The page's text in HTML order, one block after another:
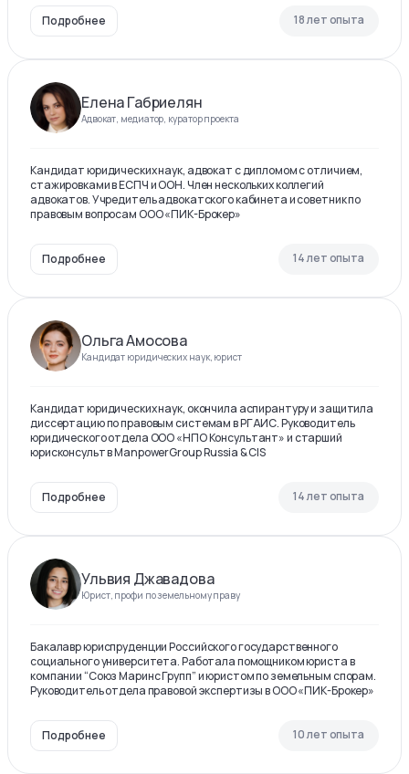
Подробнее 18 лет опыта
Елена Габриелян
Адвокат, медиатор, куратор проекта
Кандидат юридических наук, адвокат с дипломом с отличием,
стажировками в ЕСПЧ и ООН. Член нескольких коллегий
адвокатов. Учредитель адвокатского кабинета и советник по
правовым вопросам ООО «ПИК-Брокер»
Подробнее 14 лет опыта
Ольга Амосова
Кандидат юридических наук, юрист
Кандидат юридических наук, окончила аспирантуру и защитила
диссертацию по правовым системам в РГАИС. Руководитель
юридического отдела ООО «НПО Консультант» и старший
юрисконсульт в ManpowerGroup Russia & CIS
Подробнее 14 лет опыта
Ульвия Джавадова
Юрист, профи по земельному праву
Бакалавр юриспруденции Российского государственного
социального университета. Работала помощником юриста в
компании “Союз Маринс Групп” и юристом по земельным спорам.
Руководитель отдела правовой экспертизы в ООО «ПИК-Брокер»
Подробнее 10 лет опыта